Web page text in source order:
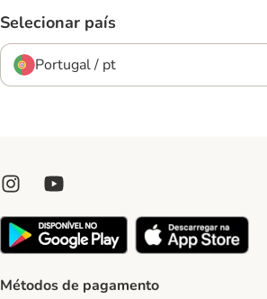
Selecionar país
Portugal / pt
Métodos de pagamento